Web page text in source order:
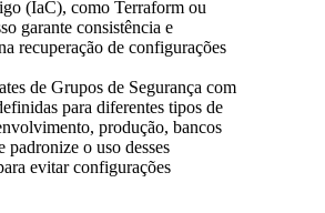
(IaC), como Terraform ou
garante consistência e
recuperação de configurações
de Grupos de Segurança com
para diferentes tipos de
produção, bancos
padronize o uso desses
evitar configurações